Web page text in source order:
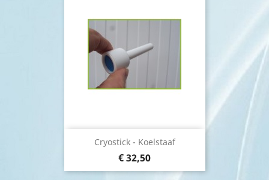
Cryostick - Koelstaaf
€ 32,50